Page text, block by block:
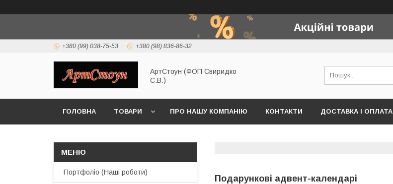
+380 (99) 038-75-53 +380 (98) 836-86-32
АртСтоун (ФОП Свиридко
С.В.)
ГОЛОВНА ТОВАРИ ПРО НАШУ КОМПАНІЮ КОНТАКТИ ДОСТАВКА І ОПЛАТА
Подарункові адвент-календарі
Портфоліо (Наші роботи)